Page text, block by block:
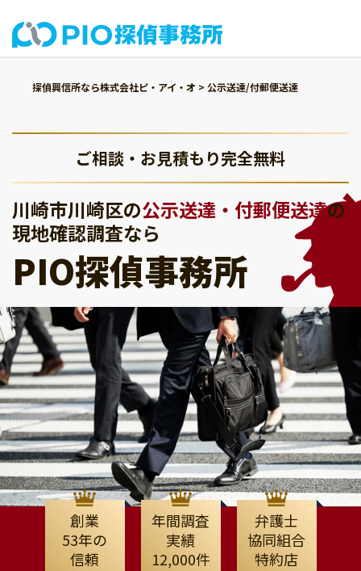
探偵興信所なら株式会社ピ・アイ・オ > 公示送達/付郵便送達
ご相談・お見積もり完全無料
川崎市川崎区の公示送達・付郵便送達の
現地確認調査なら
PIO探偵事務所
創業
53年の
信頼
年間調査
実績
12,000件
弁護士
協同組合
特約店